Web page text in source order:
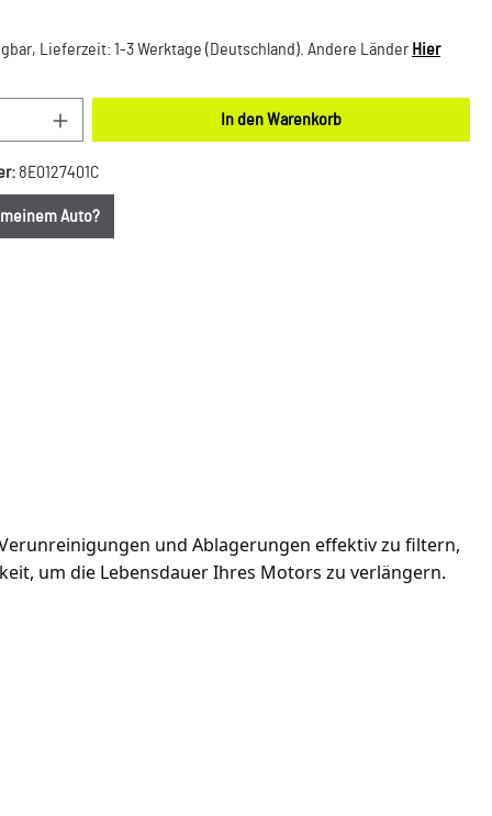
Lieferzeit: 1-3 Werktage (Deutschland). Andere Länder Hier
Gib den gewünschten Wert ein oder
In den Warenkorb
8E0127401C
meinem Auto?
und Ablagerungen effektiv zu filtern,
um die Lebensdauer Ihres Motors zu verlängern.